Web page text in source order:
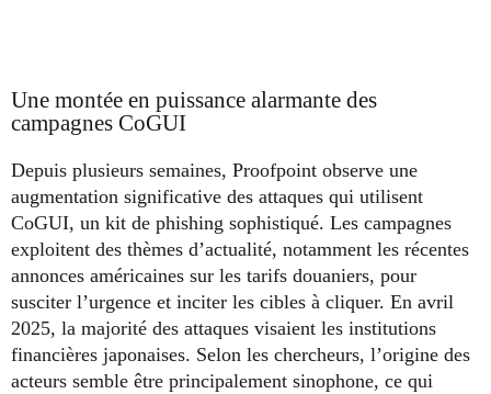
Une montée en puissance alarmante des
campagnes CoGUI
Depuis plusieurs semaines, Proofpoint observe une
augmentation significative des attaques qui utilisent
CoGUI, un kit de phishing sophistiqué. Les campagnes
exploitent des thèmes d’actualité, notamment les récentes
annonces américaines sur les tarifs douaniers, pour
susciter l’urgence et inciter les cibles à cliquer. En avril
2025, la majorité des attaques visaient les institutions
financières japonaises. Selon les chercheurs, l’origine des
acteurs semble être principalement sinophone, ce qui